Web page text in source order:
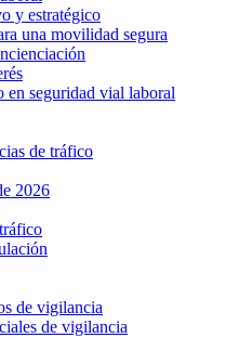
y estratégico
una movilidad segura
en seguridad vial laboral
de tráfico
2026
de vigilancia
de vigilancia